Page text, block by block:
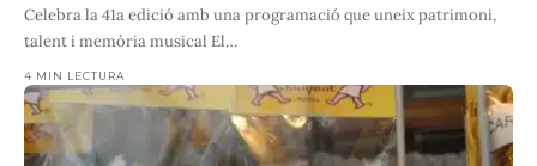
Celebra la 41a edició amb una programació que uneix patrimoni,
talent i memòria musical El…
4 MIN LECTURA